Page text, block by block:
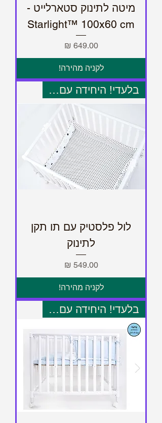
מיטה לתינוק סטארלייט -
Starlight™ 100x60 cm
מחיר‏649.00 ‏₪
לקניה מהירה!
בלעדי! היחידה עם תו תקן
לול פלסטיק עם תו תקן
לתינוק
מחיר‏549.00 ‏₪
לקניה מהירה!
בלעדי! היחידה עם תו תקן